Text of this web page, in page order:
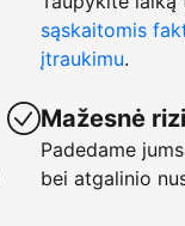
sąskaitomis
įtraukimu.
Mažesnė
Padedame
bei atgalinio